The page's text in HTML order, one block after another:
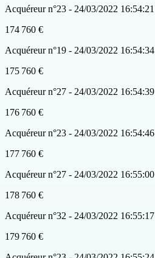
Acquéreur n°23 - 24/03/2022 16:54:21
174 760 €
Acquéreur n°19 - 24/03/2022 16:54:34
175 760 €
Acquéreur n°27 - 24/03/2022 16:54:39
176 760 €
Acquéreur n°23 - 24/03/2022 16:54:46
177 760 €
Acquéreur n°27 - 24/03/2022 16:55:00
178 760 €
Acquéreur n°32 - 24/03/2022 16:55:17
179 760 €